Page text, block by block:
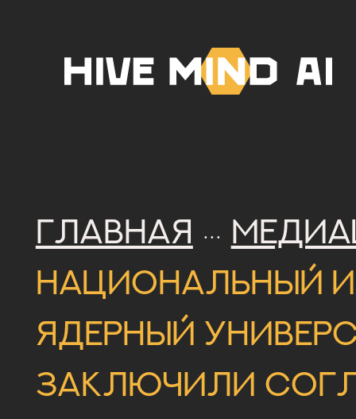
Главная ···
Национальный
ядерный
заключили